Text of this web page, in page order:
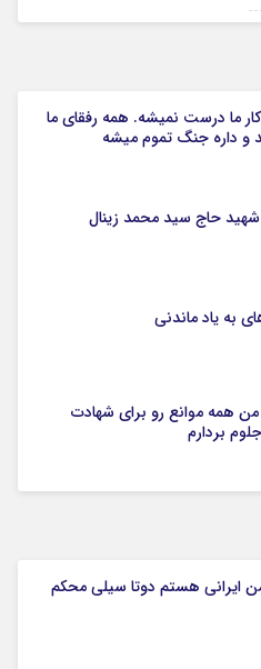
ما درست نمیشه. همه رفقای ما
و داره جنگ تموم میشه
شهید حاج سید محمد زینال
به یاد ماندنی
همه موانع رو برای شهادت
بردارم
ایرانی هستم دوتا سیلی محکم